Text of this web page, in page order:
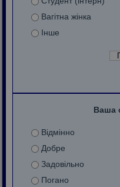
Вагітна жінка
Інше
Ваша
Відмінно
Добре
Задовільно
Погано